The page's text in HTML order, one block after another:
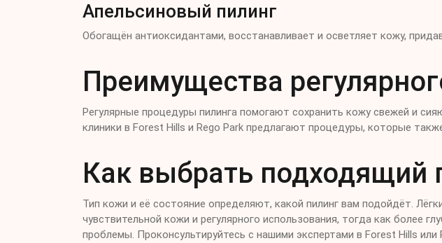
Апельсиновый пилинг
Обогащён антиоксидантами, восстанавливает и осветляет кожу,
Преимущества
Регулярные процедуры пилинга помогают сохранить кожу свежей и
клиники в Forest Hills и Rego Park предлагают процедуры, которые
Как выбрать подходящий
Тип кожи и её состояние определяют, какой пилинг вам подойдёт.
чувствительной кожи и регулярного использования, тогда как более
проблемы. Проконсультируйтесь с нашими экспертами в Forest Hills